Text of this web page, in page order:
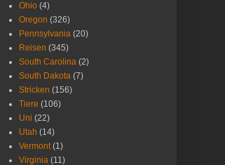
Ohio (4)
Oregon (326)
Pennsylvania (20)
Reisen (345)
South Carolina (2)
South Dakota (7)
Stricken (156)
Tiere (106)
Uni (22)
Utah (14)
Vermont (1)
Virginia (11)